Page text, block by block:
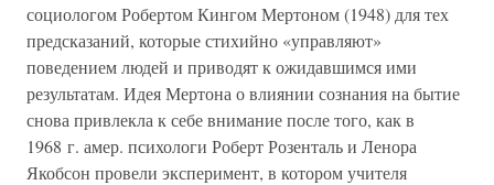
социологом Робертом Кингом Мертоном (1948) для тех
предсказаний, которые стихийно «управляют»
поведением людей и приводят к ожидавшимся ими
результатам. Идея Мертона о влиянии сознания на бытие
снова привлекла к себе внимание после того, как в
1968 г. амер. психологи Роберт Розенталь и Ленора
Якобсон провели эксперимент, в котором учителя